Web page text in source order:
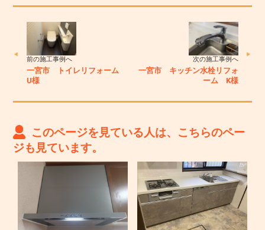
前の施工事例へ
一宮市 トイレリフォーム
U様
次の施工事例へ
一宮市 キッチン水栓リフォ
ーム K様
このページを見ている人は、こちらのペー
ジも見ています。